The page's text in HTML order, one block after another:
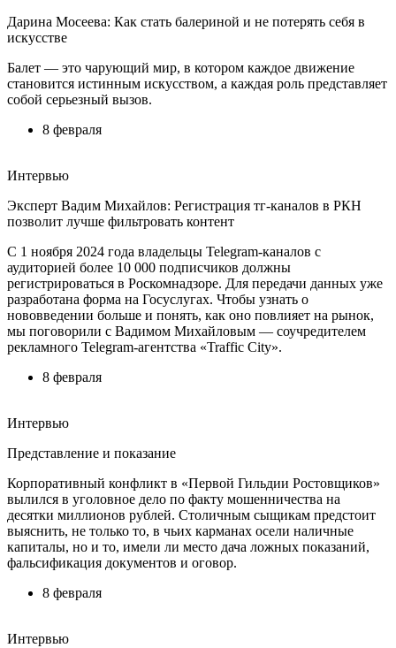
Дарина Мосеева: Как стать балериной и не потерять себя в
искусстве
Балет — это чарующий мир, в котором каждое движение
становится истинным искусством, а каждая роль представляет
собой серьезный вызов.
8 февраля
Интервью
Эксперт Вадим Михайлов: Регистрация тг-каналов в РКН
позволит лучше фильтровать контент
С 1 ноября 2024 года владельцы Telegram-каналов с
аудиторией более 10 000 подписчиков должны
регистрироваться в Роскомнадзоре. Для передачи данных уже
разработана форма на Госуслугах. Чтобы узнать о
нововведении больше и понять, как оно повлияет на рынок,
мы поговорили с Вадимом Михайловым — соучредителем
рекламного Telegram-агентства «Traffic City».
8 февраля
Интервью
Представление и показание
Корпоративный конфликт в «Первой Гильдии Ростовщиков»
вылился в уголовное дело по факту мошенничества на
десятки миллионов рублей. Столичным сыщикам предстоит
выяснить, не только то, в чьих карманах осели наличные
капиталы, но и то, имели ли место дача ложных показаний,
фальсификация документов и оговор.
8 февраля
Интервью